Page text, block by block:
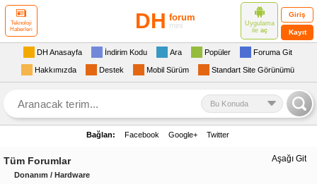
Teknoloji
Haberleri
DH forum
mini
Uygulama
ile aç
Giriş
Kayıt
DH Anasayfa İndirim Kodu Ara Popüler Foruma Git
Hakkımızda Destek Mobil Sürüm Standart Site Görünümü
Bu Konuda
Bağlan: Facebook Google+ Twitter
Aşağı Git
Tüm Forumlar
Donanım / Hardware